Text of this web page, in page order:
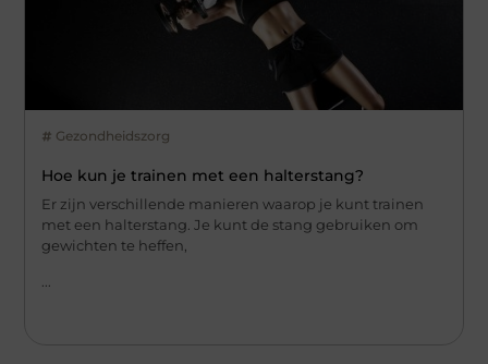
Gezondheidszorg
Hoe kun je trainen met een halterstang?
Er zijn verschillende manieren waarop je kunt trainen
met een halterstang. Je kunt de stang gebruiken om
gewichten te heffen,